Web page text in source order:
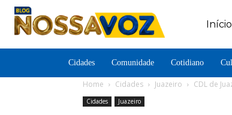
Início
Cidades Comunidade Cotidiano
Home Cidades Juazeiro CDL de
Cidades Juazeiro